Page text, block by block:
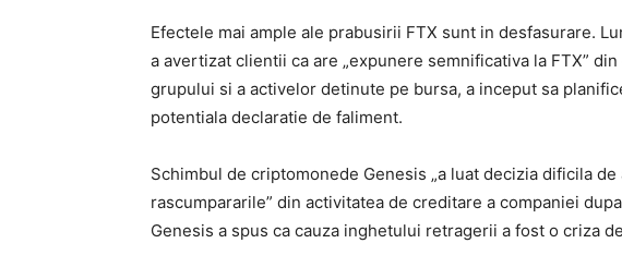
Efectele mai ample ale prabusirii FTX sunt in desfasurare.
a avertizat clientii ca are „expunere semnificativa la FTX”
grupului si a activelor detinute pe bursa, a inceput sa
potentiala declaratie de faliment.
Schimbul de criptomonede Genesis „a luat decizia dificila
rascumpararile” din activitatea de creditare a companiei
Genesis a spus ca cauza inghetului retragerii a fost o criza